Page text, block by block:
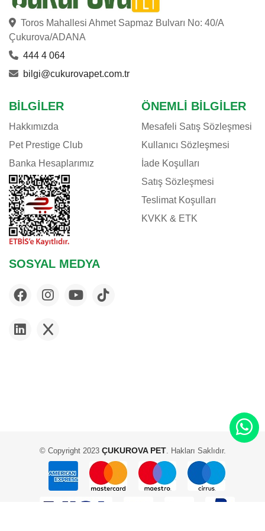
Toros Mahallesi Ahmet Sapmaz Bulvarı No: 40/A
Çukurova/ADANA
444 4 064
bilgi@cukurovapet.com.tr
BILGILER
Hakkımızda
Pet Prestige Club
Banka Hesaplarımız
ÖNEMLI BILGILER
Mesafeli Satış Sözleşmesi
Kullanıcı Sözleşmesi
İade Koşulları
Satış Sözleşmesi
Teslimat Koşulları
KVKK & ETK
SOSYAL MEDYA
© Copyright 2023ÇUKUROVA PET. Hakları Saklıdır.